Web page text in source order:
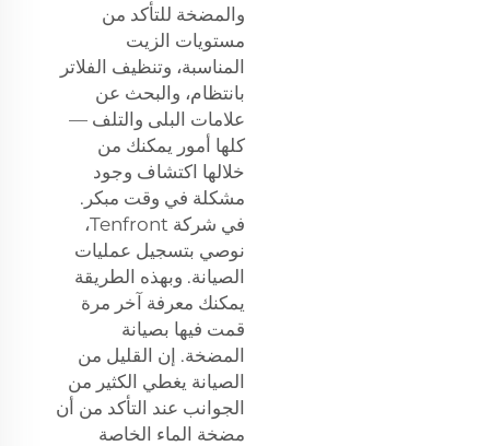
والمضخة للتأكد من
مستويات الزيت
المناسبة، وتنظيف الفلاتر
بانتظام، والبحث عن
علامات البلى والتلف —
كلها أمور يمكنك من
خلالها اكتشاف وجود
مشكلة في وقت مبكر.
في شركة Tenfront،
نوصي بتسجيل عمليات
الصيانة. وبهذه الطريقة
يمكنك معرفة آخر مرة
قمت فيها بصيانة
المضخة. إن القليل من
الصيانة يغطي الكثير من
الجوانب عند التأكد من أن
مضخة الماء الخاصة